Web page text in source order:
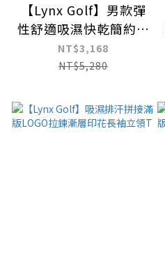
【Lynx Golf】男款彈
性舒適吸濕快乾簡約造
型休閒長褲
NT$3,168
NT$5,280